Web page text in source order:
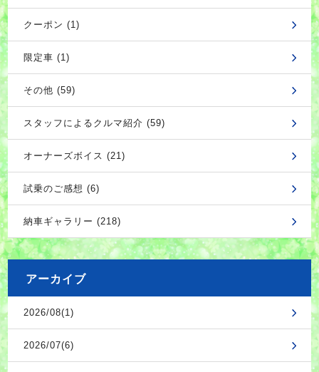
クーポン (1)
限定車 (1)
その他 (59)
スタッフによるクルマ紹介 (59)
オーナーズボイス (21)
試乗のご感想 (6)
納車ギャラリー (218)
アーカイブ
2026/08(1)
2026/07(6)